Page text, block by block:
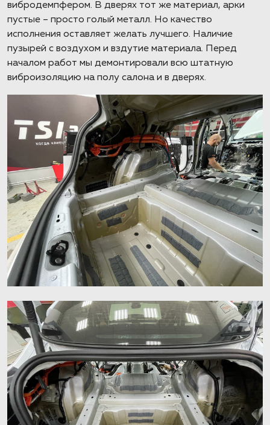
вибродемпфером. В дверях тот же материал, арки
пустые – просто голый металл. Но качество
исполнения оставляет желать лучшего. Наличие
пузырей с воздухом и вздутие материала. Перед
началом работ мы демонтировали всю штатную
виброизоляцию на полу салона и в дверях.